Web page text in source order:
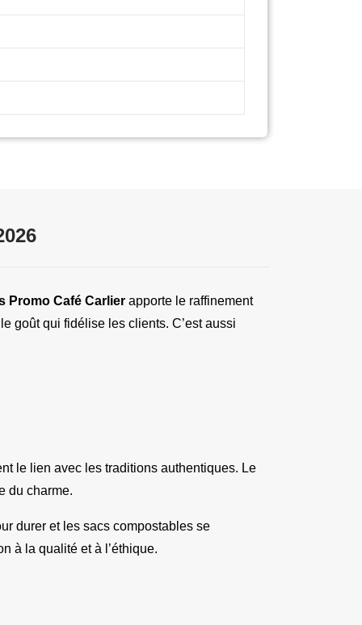
Promo Café Carlier apporte le raffinement
goût qui fidélise les clients. C’est aussi
le lien avec les traditions authentiques. Le
du charme.
durer et les sacs compostables se
à la qualité et à l’éthique.